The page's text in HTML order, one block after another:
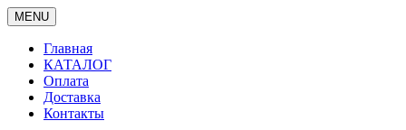
MENU
Главная
КАТАЛОГ
Оплата
Доставка
Контакты